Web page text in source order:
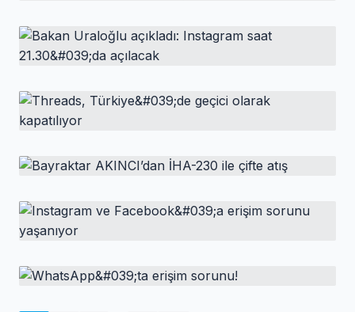
Bu telefonlarda artık çalışmayacak!
Bakan Uraloğlu açıkladı: Instagram saat
21.30&#039;da açılacak
Threads, Türkiye&#039;de geçici olarak
Bayraktar AKINCI’dan İHA-230 ile çifte atış
Instagram ve Facebook&#039;a erişim